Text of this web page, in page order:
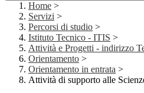
Home >
Servizi >
Percorsi di studio >
Istituto Tecnico - ITIS >
Attività e Progetti - indirizzo
Orientamento >
Orientamento in entrata >
Attività di supporto alle